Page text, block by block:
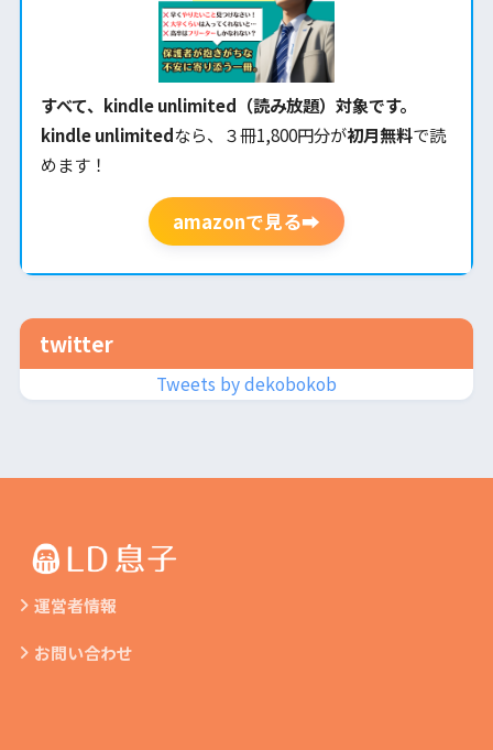
すべて、kindle unlimited（読み放題）対象です。
kindle unlimitedなら、３冊1,800円分が初月無料で読
めます！
amazonで見る➡
twitter
Tweets by dekobokob
運営者情報
お問い合わせ